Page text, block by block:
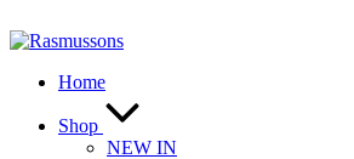
Inhalt
Home
Shop
NEW IN